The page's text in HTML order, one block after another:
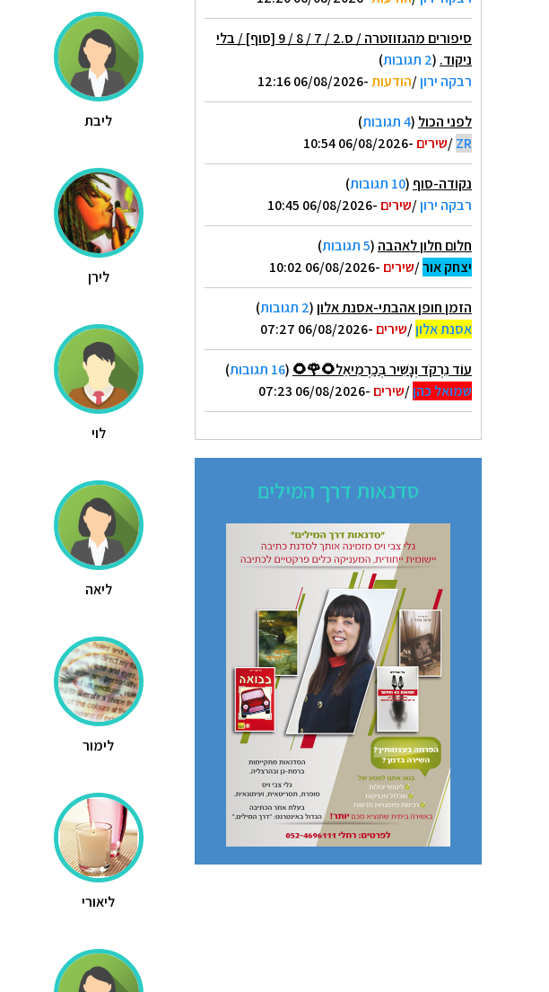
סיפורים מהגזוזטרה / ס.2 / 7 / 8 / 9 [סוף] / בלי
ניקוד. (2 תגובות
)
רבקה ירון/הודעות-06/08/2026 12:16
לפני הכול (4 תגובות
)
ZR
/שירים -06/08/2026 10:54
נקודה-סוף (10 תגובות
)
רבקה ירון/שירים -06/08/2026 10:45
חלום חלון לאהבה (5 תגובות
)
יצחק אור/שירים -06/08/2026 10:02
הזמן חופן אהבתי-אסנת אלון(2 תגובות
)
אסנת אלון/שירים -06/08/2026 07:27
עוֹד נִרְקֹד וְנָשִׁיר בְּכַרְמִיאֵל🌻🌹🌻 (16 תגובות
)
שמואל כהן/שירים -06/08/2026 07:23
סדנאות דרך המילים
ליבת
לירן
לוי
ליאה
לימור
ליאורי